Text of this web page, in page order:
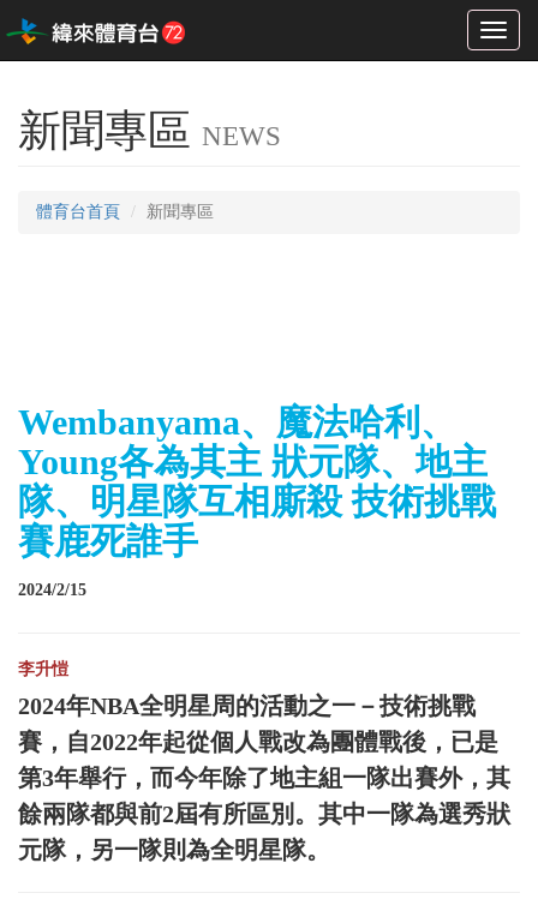
Toggle
新聞專區 NEWS
體育台首頁 新聞專區
Wembanyama、魔法哈利、
Young各為其主 狀元隊、地主
隊、明星隊互相廝殺 技術挑戰
賽鹿死誰手
2024/2/15
李升愷
2024年NBA全明星周的活動之一－技術挑戰
賽，自2022年起從個人戰改為團體戰後，已是
第3年舉行，而今年除了地主組一隊出賽外，其
餘兩隊都與前2屆有所區別。其中一隊為選秀狀
元隊，另一隊則為全明星隊。